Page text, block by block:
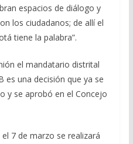
espacios de diálogo y
los ciudadanos; de allí el
tiene la palabra”.
el mandatario distrital
es una decisión que ya se
y se aprobó en el Concejo
7 de marzo se realizará